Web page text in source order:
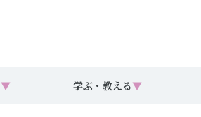
▼ 学ぶ・教える▼